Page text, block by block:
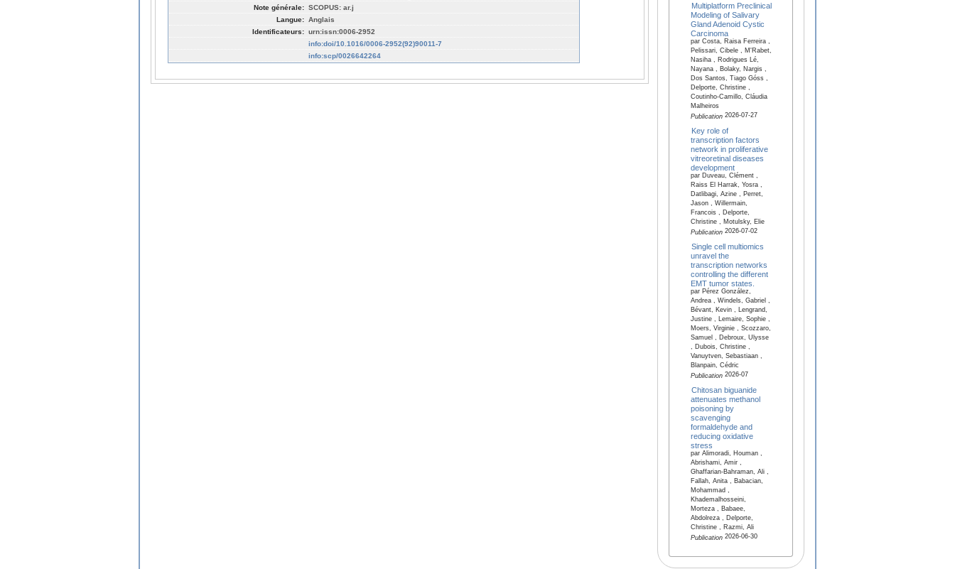
Note générale: SCOPUS: ar.j
Langue: Anglais
Identificateurs: urn:issn:0006-2952
info:doi/10.1016/0006-2952(92)90011-7
info:scp/0026642264
Multiplatform Preclinical
Modeling of Salivary
Gland Adenoid Cystic
Carcinoma
par Costa, Raisa Ferreira ,
Pelissari, Cibele , M'Rabet,
Nasiha , Rodrigues Lé,
Nayana , Bolaky, Nargis ,
Dos Santos, Tiago Góss ,
Delporte, Christine ,
Coutinho-Camillo, Cláudia
Malheiros
Publication2026-07-27
Key role of
transcription factors
network in proliferative
vitreoretinal diseases
development
par Duveau, Clément ,
Raiss El Harrak, Yosra ,
Datlibagi, Azine , Perret,
Jason , Willermain,
Francois , Delporte,
Christine , Motulsky, Elie
Publication2026-07-02
Single cell multiomics
unravel the
transcription networks
controlling the different
EMT tumor states.
par Pérez González,
Andrea , Windels, Gabriel ,
Bévant, Kevin , Lengrand,
Justine , Lemaire, Sophie ,
Moers, Virginie , Scozzaro,
Samuel , Debroux, Ulysse
, Dubois, Christine ,
Vanuytven, Sebastiaan ,
Blanpain, Cédric
Publication2026-07
Chitosan biguanide
attenuates methanol
poisoning by
scavenging
formaldehyde and
reducing oxidative
stress
par Alimoradi, Houman ,
Abrishami, Amir ,
Ghaffarian-Bahraman, Ali ,
Fallah, Anita , Babacian,
Mohammad ,
Khademalhosseini,
Morteza , Babaee,
Abdolreza , Delporte,
Christine , Razmi, Ali
Publication2026-06-30